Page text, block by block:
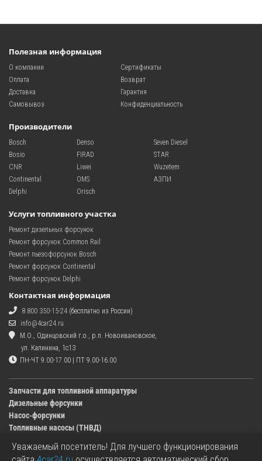
Полезная информация
О компании
Оплата
Доставка
Самовывоз
Сертификаты
Возврат
Гарантия
Конфиденциальность
Производители
Bosch
Bosio
CNR
Continental
Delphi
Denso
FIRAD
Liwei
OMS
Orisch
Seven Diesel
STAR
Wuzetem
АЗПИ
Услуги топливного участка
Ремонт дизельных форсунок
Ремонт форсунок Common Rail
Ремонт пьезофорсунок Bosch
Ремонт форсунок Continental
Ремонт форсунок Delphi
Контактная информация
8 800 350-15-24 (бесплатно из России)
info@4car24.ru
М.О., Одинцовский г.о., р.п. Новоивановское,
ул. Калинина, 1с13
ПН-ЧТ 9.00-17.00 | ПТ 9.00-16.00
Запчасти для топливной аппаратуры
Дизельные форсунки
Насос-форсунки
Топливные насосы (ТНВД)
Изображения деталей, представленных в каталоге на сайте, могут отличаться от
Уважаемый посетитель! Для лучшего функционирования